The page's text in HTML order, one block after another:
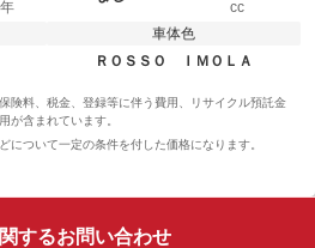
cc
車体色
ＲＯＳＳＯ ＩＭＯＬＡ
険料、税金、登録等に伴う費用、リサイクル預託金
が含まれています。
について一定の条件を付した価格になります。
するお問い合わせ